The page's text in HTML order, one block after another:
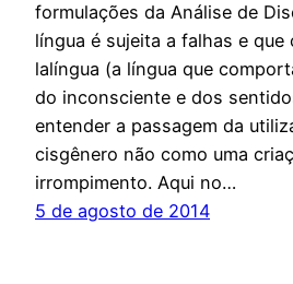
formulações da Análise de
língua é sujeita a falhas e que
lalíngua (a língua que
do inconsciente e dos
entender a passagem da
cisgênero não como uma
irrompimento. Aqui no…
5 de agosto de 2014